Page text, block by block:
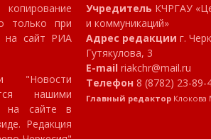
только при
на сайт РИА
"Новости
нашими
на сайте в
Редакция
Учредитель КЧРГАУ
и коммуникаций»
Адрес редакции г.
Гутякулова, 3
E-mail riakchr@mail.ru
Телефон 8 (8782) 23-89-
Главный редактор Клокова